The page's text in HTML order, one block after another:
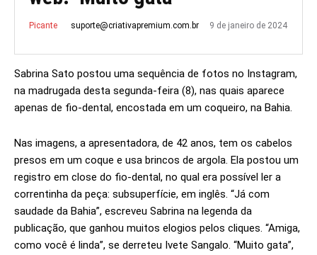
Picante suporte@criativapremium.com.br 9 de janeiro de 2024
Sabrina Sato postou uma sequência de fotos no Instagram,
na madrugada desta segunda-feira (8), nas quais aparece
apenas de fio-dental, encostada em um coqueiro, na Bahia.
Nas imagens, a apresentadora, de 42 anos, tem os cabelos
presos em um coque e usa brincos de argola. Ela postou um
registro em close do fio-dental, no qual era possível ler a
correntinha da peça: subsuperfície, em inglês. “Já com
saudade da Bahia”, escreveu Sabrina na legenda da
publicação, que ganhou muitos elogios pelos cliques. “Amiga,
como você é linda”, se derreteu Ivete Sangalo. “Muito gata”,